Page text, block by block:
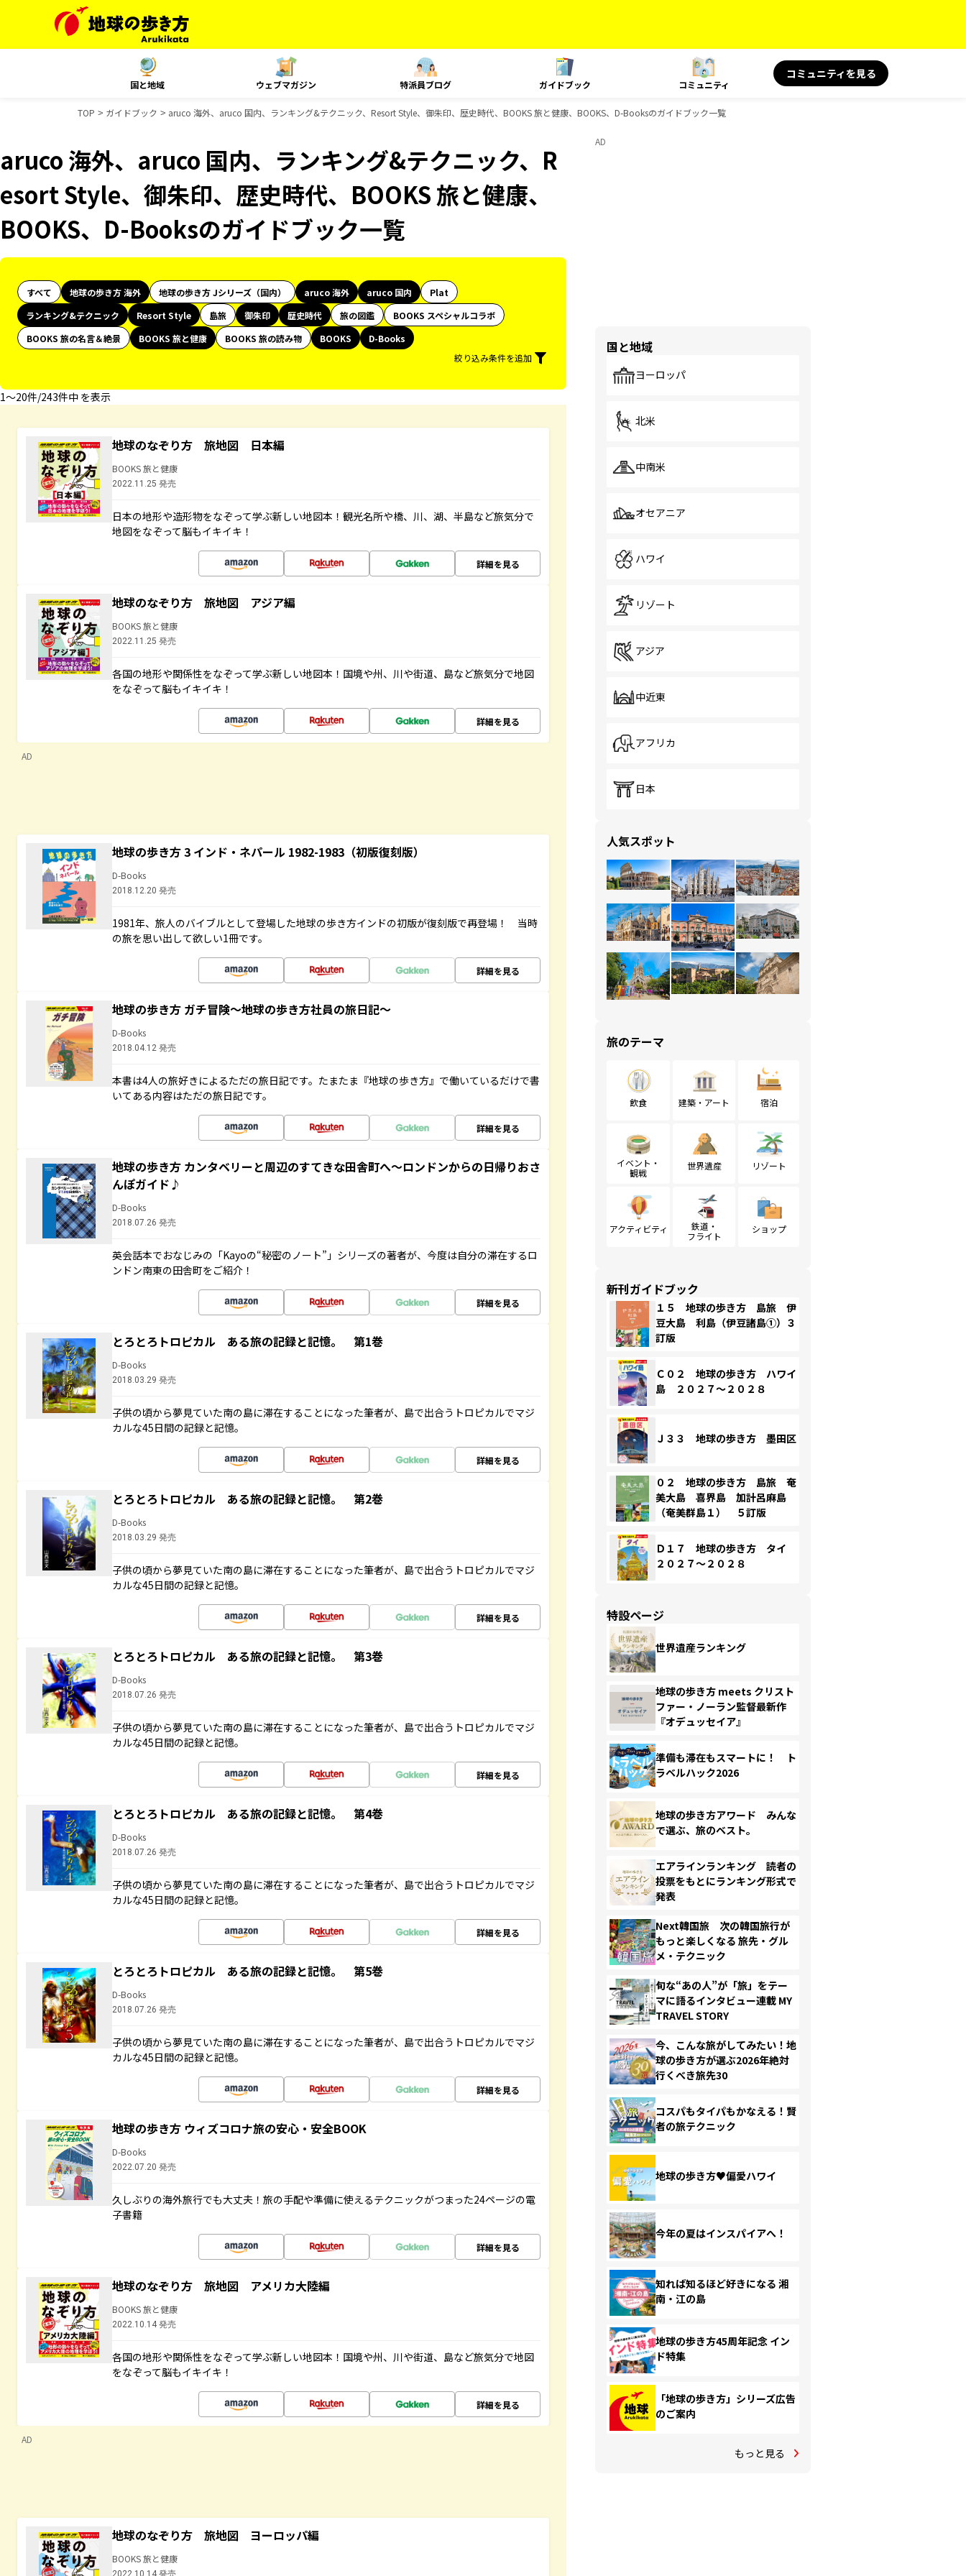
国と地域 ウェブマガジン 特派員ブログ ガイドブック コミュニティ
コミュニティを見る
TOP ガイドブック aruco 海外、aruco 国内、ランキング&テクニック、Resort Style、御朱印、歴史時代、BOOKS 旅と健康、BOOKS、D-Booksのガイドブック一覧
aruco 海外、aruco 国内、ランキング&テクニック、R
esort Style、御朱印、歴史時代、BOOKS 旅と健康、
BOOKS、D-Booksのガイドブック一覧
すべて 地球の歩き方 海外 地球の歩き方 Jシリーズ（国内） aruco 海外 aruco 国内
Plat
ランキング&テクニック
Resort Style 島旅 御朱印 歴史時代 旅の図鑑
BOOKS スペシャルコラボ
BOOKS 旅の名言＆絶景
BOOKS 旅と健康 BOOKS 旅の読み物 BOOKS
D-Books
絞り込み条件を追加
1〜20件/243件中 を表示
地球のなぞり方 旅地図 日本編
BOOKS 旅と健康
2022.11.25 発売
日本の地形や造形物をなぞって学ぶ新しい地図本！観光名所や橋、川、湖、半島など旅気分で
地図をなぞって脳もイキイキ！
詳細を見る
地球のなぞり方 旅地図 アジア編
BOOKS 旅と健康
2022.11.25 発売
各国の地形や関係性をなぞって学ぶ新しい地図本！国境や州、川や街道、島など旅気分で地図
をなぞって脳もイキイキ！
詳細を見る
AD
地球の歩き方 3 インド・ネパール 1982-1983（初版復刻版）
D-Books
2018.12.20 発売
1981年、旅人のバイブルとして登場した地球の歩き方インドの初版が復刻版で再登場！ 当時
の旅を思い出して欲しい1冊です。
詳細を見る
地球の歩き方 ガチ冒険～地球の歩き方社員の旅日記～
D-Books
2018.04.12 発売
本書は4人の旅好きによるただの旅日記です。たまたま『地球の歩き方』で働いているだけで書
いてある内容はただの旅日記です。
詳細を見る
地球の歩き方 カンタベリーと周辺のすてきな田舎町へ～ロンドンからの日帰りおさ
んぽガイド♪
D-Books
2018.07.26 発売
英会話本でおなじみの「Kayoの“秘密のノート”」シリーズの著者が、今度は自分の滞在するロ
ンドン南東の田舎町をご紹介！
詳細を見る
とろとろトロピカル ある旅の記録と記憶。 第1巻
D-Books
2018.03.29 発売
子供の頃から夢見ていた南の島に滞在することになった筆者が、島で出合うトロピカルでマジ
カルな45日間の記録と記憶。
詳細を見る
とろとろトロピカル ある旅の記録と記憶。 第2巻
D-Books
2018.03.29 発売
子供の頃から夢見ていた南の島に滞在することになった筆者が、島で出合うトロピカルでマジ
カルな45日間の記録と記憶。
詳細を見る
とろとろトロピカル ある旅の記録と記憶。 第3巻
D-Books
2018.07.26 発売
子供の頃から夢見ていた南の島に滞在することになった筆者が、島で出合うトロピカルでマジ
カルな45日間の記録と記憶。
詳細を見る
とろとろトロピカル ある旅の記録と記憶。 第4巻
D-Books
2018.07.26 発売
子供の頃から夢見ていた南の島に滞在することになった筆者が、島で出合うトロピカルでマジ
カルな45日間の記録と記憶。
詳細を見る
とろとろトロピカル ある旅の記録と記憶。 第5巻
D-Books
2018.07.26 発売
子供の頃から夢見ていた南の島に滞在することになった筆者が、島で出合うトロピカルでマジ
カルな45日間の記録と記憶。
詳細を見る
地球の歩き方 ウィズコロナ旅の安心・安全BOOK
D-Books
2022.07.20 発売
久しぶりの海外旅行でも大丈夫！旅の手配や準備に使えるテクニックがつまった24ページの電
子書籍
詳細を見る
地球のなぞり方 旅地図 アメリカ大陸編
BOOKS 旅と健康
2022.10.14 発売
各国の地形や関係性をなぞって学ぶ新しい地図本！国境や州、川や街道、島など旅気分で地図
をなぞって脳もイキイキ！
詳細を見る
AD
地球のなぞり方 旅地図 ヨーロッパ編
BOOKS 旅と健康
2022.10.14 発売
AD
国と地域
ヨーロッパ
北米
中南米
オセアニア
ハワイ
リゾート
アジア
中近東
アフリカ
日本
人気スポット
旅のテーマ
飲食 建築・アート 宿泊
イベント・
観戦
世界遺産 リゾート
アクティビティ
鉄道・
フライト
ショップ
新刊ガイドブック
１５ 地球の歩き方 島旅 伊
豆大島 利島（伊豆諸島①）３
訂版
Ｃ０２ 地球の歩き方 ハワイ
島 ２０２７～２０２８
Ｊ３３ 地球の歩き方 墨田区
０２ 地球の歩き方 島旅 奄
美大島 喜界島 加計呂麻島
（奄美群島１） ５訂版
Ｄ１７ 地球の歩き方 タイ
２０２７～２０２８
特設ページ
世界遺産ランキング
地球の歩き方 meets クリスト
ファー・ノーラン監督最新作
『オデュッセイア』
準備も滞在もスマートに！ ト
ラベルハック2026
地球の歩き方アワード みんな
で選ぶ、旅のベスト。
エアラインランキング 読者の
投票をもとにランキング形式で
発表
Next韓国旅 次の韓国旅行が
もっと楽しくなる 旅先・グル
メ・テクニック
旬な“あの人”が「旅」をテー
マに語るインタビュー連載 MY
TRAVEL STORY
今、こんな旅がしてみたい！地
球の歩き方が選ぶ2026年絶対
行くべき旅先30
コスパもタイパもかなえる！賢
者の旅テクニック
地球の歩き方♥偏愛ハワイ
今年の夏はインスパイアへ！
知れば知るほど好きになる 湘
南・江の島
地球の歩き方45周年記念 イン
ド特集
「地球の歩き方」シリーズ広告
のご案内
もっと見る